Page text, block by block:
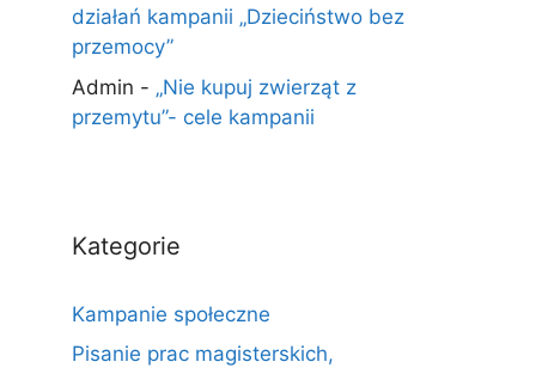
działań kampanii „Dzieciństwo bez
przemocy”
Admin - „Nie kupuj zwierząt z
przemytu”- cele kampanii
Kategorie
Kampanie społeczne
Pisanie prac magisterskich,